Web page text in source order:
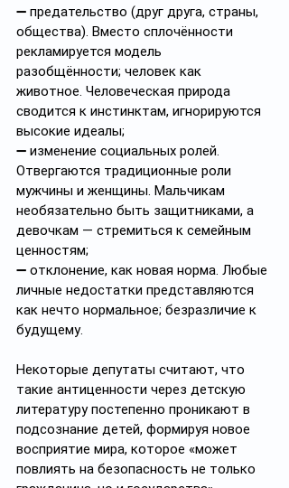
➖ предательство (друг друга, страны,
общества). Вместо сплочённости
рекламируется модель
разобщённости; человек как
животное. Человеческая природа
сводится к инстинктам, игнорируются
высокие идеалы;
➖ изменение социальных ролей.
Отвергаются традиционные роли
мужчины и женщины. Мальчикам
необязательно быть защитниками, а
девочкам — стремиться к семейным
ценностям;
➖ отклонение, как новая норма. Любые
личные недостатки представляются
как нечто нормальное; безразличие к
будущему.
Некоторые депутаты считают, что
такие антиценности через детскую
литературу постепенно проникают в
подсознание детей, формируя новое
восприятие мира, которое «может
повлиять на безопасность не только